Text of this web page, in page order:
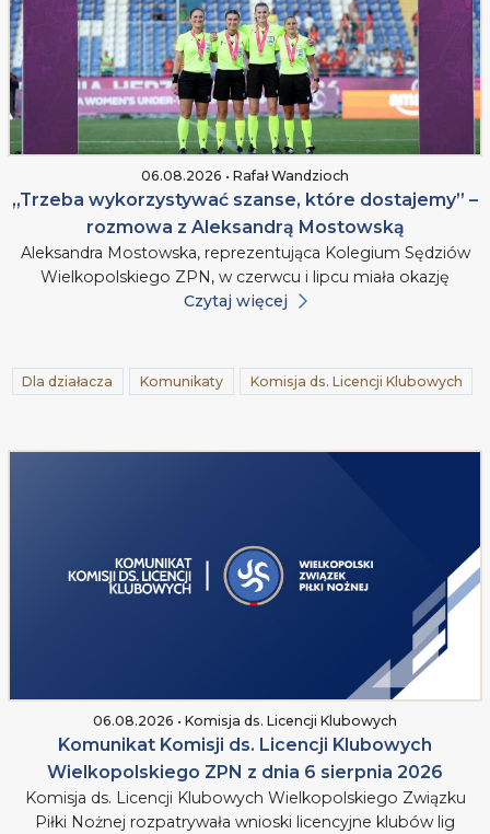
06.08.2026 • Rafał Wandzioch
„Trzeba wykorzystywać szanse, które dostajemy” –
rozmowa z Aleksandrą Mostowską
Aleksandra Mostowska, reprezentująca Kolegium Sędziów
Wielkopolskiego ZPN, w czerwcu i lipcu miała okazję
Czytaj więcej
Dla działacza Komunikaty Komisja ds. Licencji Klubowych
06.08.2026 • Komisja ds. Licencji Klubowych
Komunikat Komisji ds. Licencji Klubowych
Wielkopolskiego ZPN z dnia 6 sierpnia 2026
Komisja ds. Licencji Klubowych Wielkopolskiego Związku
Piłki Nożnej rozpatrywała wnioski licencyjne klubów lig